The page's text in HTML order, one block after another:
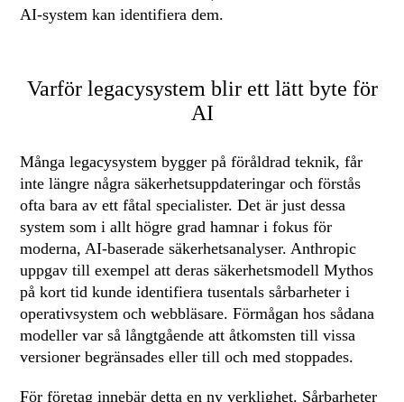
AI-system kan identifiera dem.
Varför legacysystem blir ett lätt byte för
AI
Många legacysystem bygger på föråldrad teknik, får
inte längre några säkerhetsuppdateringar och förstås
ofta bara av ett fåtal specialister. Det är just dessa
system som i allt högre grad hamnar i fokus för
moderna, AI-baserade säkerhetsanalyser. Anthropic
uppgav till exempel att deras säkerhetsmodell Mythos
på kort tid kunde identifiera tusentals sårbarheter i
operativsystem och webbläsare. Förmågan hos sådana
modeller var så långtgående att åtkomsten till vissa
versioner begränsades eller till och med stoppades.
För företag innebär detta en ny verklighet. Sårbarheter